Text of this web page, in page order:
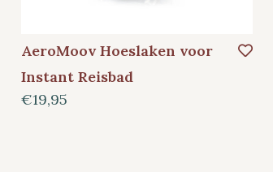
AeroMoov Hoeslaken voor
Instant Reisbad
€19,95